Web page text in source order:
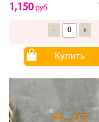
1,150руб
- +
Купить